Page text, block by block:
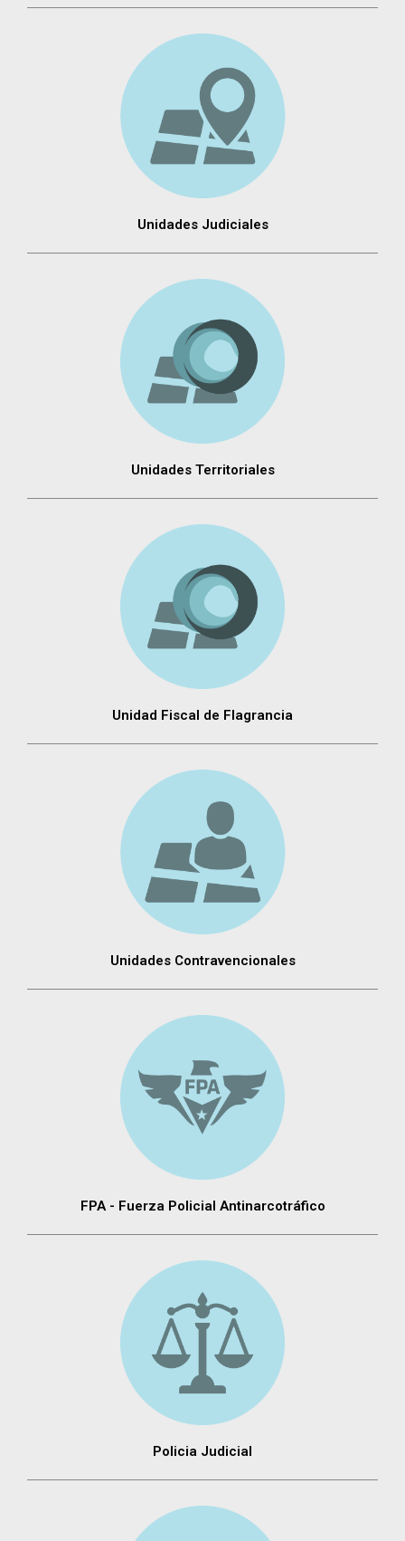
Unidades Judiciales
Unidades Territoriales
Unidad Fiscal de Flagrancia
Unidades Contravencionales
FPA - Fuerza Policial Antinarcotráfico
Policia Judicial